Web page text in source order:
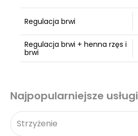
Regulacja brwi
Regulacja brwi + henna rzęs i
brwi
Najpopularniejsze usługi
Strzyżenie